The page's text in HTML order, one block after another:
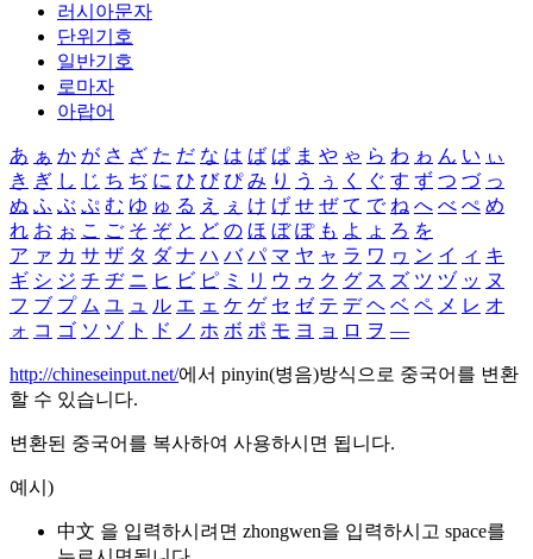
러시아문자
단위기호
일반기호
로마자
아랍어
あ ぁ か が さ ざ た だ な は ば ぱ ま や ゃ ら わ ゎ ん い ぃ
き ぎ し じ ち ぢ に ひ び ぴ み り う ぅ く ぐ す ず つ づ っ
ぬ ふ ぶ ぷ む ゆ ゅ る え ぇ け げ せ ぜ て で ね へ べ ぺ め
れ お ぉ こ ご そ ぞ と ど の ほ ぼ ぽ も よ ょ ろ を
ア ァ カ サ ザ タ ダ ナ ハ バ パ マ ヤ ャ ラ ワ ヮ ン イ ィ キ
ギ シ ジ チ ヂ ニ ヒ ビ ピ ミ リ ウ ゥ ク グ ス ズ ツ ヅ ッ ヌ
フ ブ プ ム ユ ュ ル エ ェ ケ ゲ セ ゼ テ デ ヘ ベ ペ メ レ オ
ォ コ ゴ ソ ゾ ト ド ノ ホ ボ ポ モ ヨ ョ ロ ヲ ―
http://chineseinput.net/에서 pinyin(병음)방식으로 중국어를 변환
할 수 있습니다.
변환된 중국어를 복사하여 사용하시면 됩니다.
예시)
中文 을 입력하시려면 zhongwen을 입력하시고 space를